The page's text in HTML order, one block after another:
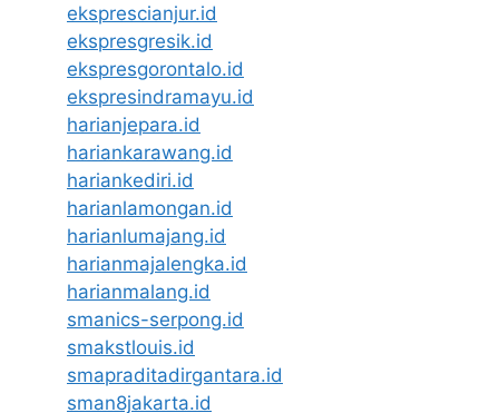
eksprescianjur.id
ekspresgresik.id
ekspresgorontalo.id
ekspresindramayu.id
harianjepara.id
hariankarawang.id
hariankediri.id
harianlamongan.id
harianlumajang.id
harianmajalengka.id
harianmalang.id
smanics-serpong.id
smakstlouis.id
smapraditadirgantara.id
sman8jakarta.id